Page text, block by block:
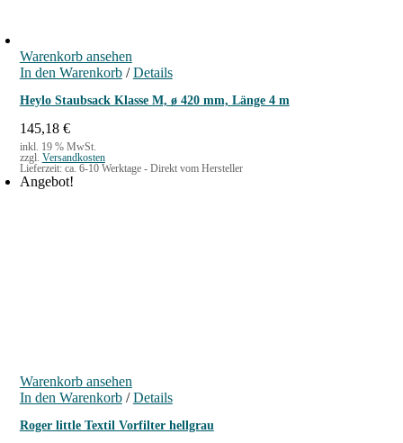
Warenkorb ansehen
In den Warenkorb / Details
Heylo Staubsack Klasse M, ø 420 mm, Länge 4 m
145,18 €
inkl. 19 % MwSt.
zzgl. Versandkosten
Lieferzeit: ca. 6-10 Werktage - Direkt vom Hersteller
Angebot!
Warenkorb ansehen
In den Warenkorb / Details
Roger little Textil Vorfilter hellgrau